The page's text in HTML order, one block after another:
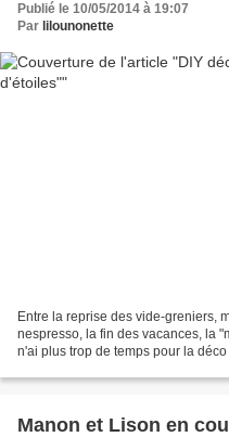
Publié le 10/05/2014 à 19:07
Par lilounonette
Entre la reprise des vide-greniers,
nespresso, la fin des vacances, la
n'ai plus trop de temps pour la
Manon et Lison en